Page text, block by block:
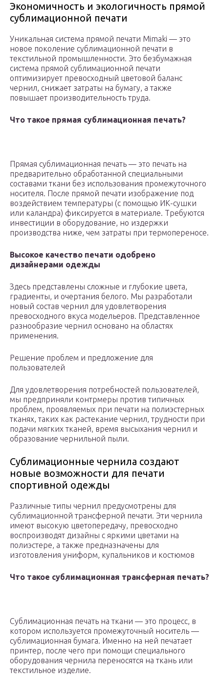
Экономичность и экологичность прямой
сублимационной печати
Уникальная система прямой печати Mimaki — это
новое поколение сублимационной печати в
текстильной промышленности. Это безбумажная
система прямой сублимационной печати
оптимизирует превосходный цветовой баланс
чернил, снижает затраты на бумагу, а также
повышает производительность труда.
Что такое прямая сублимационная печать?
Прямая сублимационная печать — это печать на
предварительно обработанной специальными
составами ткани без использования промежуточного
носителя. После прямой печати изображение под
воздействием температуры (с помощью ИК-сушки
или каландра) фиксируется в материале. Требуются
инвестиции в оборудование, но издержки
производства ниже, чем затраты при термопереносе.
Высокое качество печати одобрено
дизайнерами одежды
Здесь представлены сложные и глубокие цвета,
градиенты, и очертания белого. Мы разработали
новый состав чернил для удовлетворения
превосходного вкуса модельеров. Представленное
разнообразие чернил основано на областях
применения.
Решение проблем и предложение для
пользователей
Для удовлетворения потребностей пользователей,
мы предприняли контрмеры против типичных
проблем, проявляемых при печати на полиэстерных
тканях, таких как растекание чернил, трудности при
подачи мягких тканей, время высыхания чернил и
образование чернильной пыли.
Сублимационные чернила создают
новые возможности для печати
спортивной одежды
Различные типы чернил предусмотрены для
сублимационной трансферной печати. Эти чернила
имеют высокую цветопередачу, превосходно
воспроизводят дизайны с яркими цветами на
полиэстере, а также предназначены для
изготовления униформ, купальников и костюмов
Что такое сублимационная трансферная печать?
Сублимационная печать на ткани — это процесс, в
котором используется промежуточный носитель —
сублимационная бумага. Именно на ней печатает
принтер, после чего при помощи специального
оборудования чернила переносятся на ткань или
текстильное изделие.